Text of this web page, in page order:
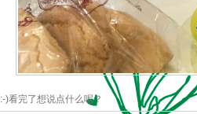
:-)看完了想说点什么呢？